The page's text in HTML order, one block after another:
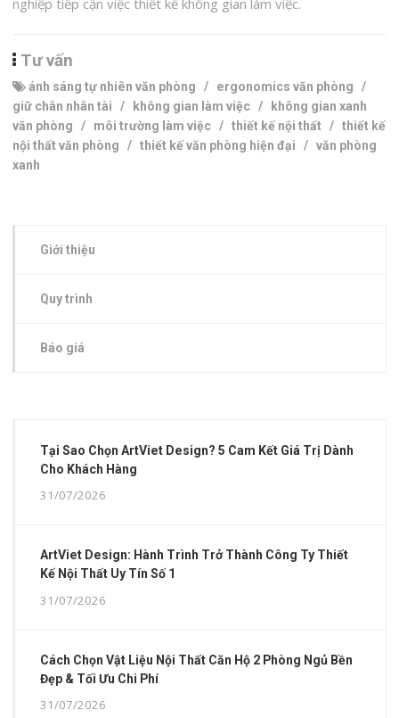
Tư vấn
ánh sáng tự nhiên văn phòng / ergonomics văn phòng /
giữ chân nhân tài / không gian làm việc /
không gian xanh
văn phòng / môi trường làm việc /thiết kế nội thất /thiết kế
nội thất văn phòng /thiết kế văn phòng hiện đại /văn phòng
xanh
Giới thiệu
Quy trình
Báo giá
Tại Sao Chọn ArtViet Design? 5 Cam Kết Giá Trị Dành
Cho Khách Hàng
31/07/2026
ArtViet Design: Hành Trình Trở Thành Công Ty Thiết
Kế Nội Thất Uy Tín Số 1
31/07/2026
Cách Chọn Vật Liệu Nội Thất Căn Hộ 2 Phòng Ngủ Bền
Đẹp & Tối Ưu Chi Phí
31/07/2026